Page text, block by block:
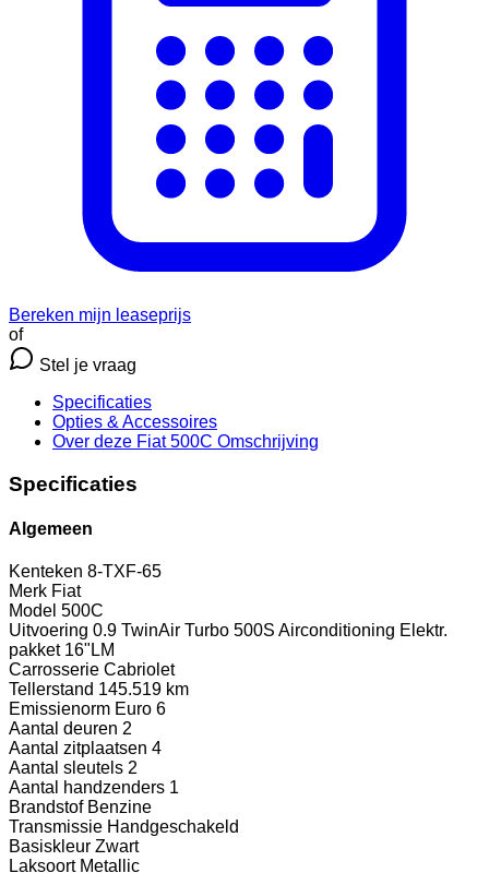
Bereken mijn leaseprijs
of
Stel je vraag
Specificaties
Opties & Accessoires
Over deze Fiat 500C Omschrijving
Specificaties
Algemeen
Kenteken 8-TXF-65
Merk Fiat
Model 500C
Uitvoering 0.9 TwinAir Turbo 500S Airconditioning Elektr.
pakket 16"LM
Carrosserie Cabriolet
Tellerstand 145.519 km
Emissienorm Euro 6
Aantal deuren 2
Aantal zitplaatsen 4
Aantal sleutels 2
Aantal handzenders 1
Brandstof Benzine
Transmissie Handgeschakeld
Basiskleur Zwart
Laksoort Metallic